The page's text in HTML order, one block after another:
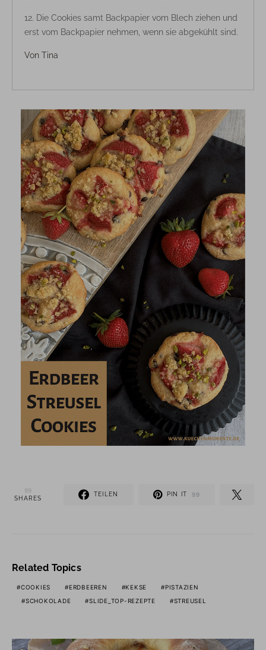
Die Cookies samt Backpapier vom Blech ziehen und
erst vom Backpapier nehmen, wenn sie abgekühlt sind.
Von Tina
99
SHARES
TEILEN PIN IT 99
Related Topics
COOKIES ERDBEEREN KEKSE
PISTAZIEN
SCHOKOLADE
SLIDE_TOP-REZEPTE STREUSEL